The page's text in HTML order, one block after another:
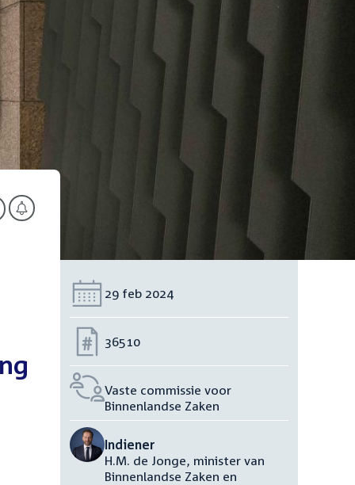
Datum:
29 feb 2024
Nummer:
36510
Vaste commissie voor
Binnenlandse Zaken
Indiener
H.M. de Jonge, minister van
Binnenlandse Zaken en